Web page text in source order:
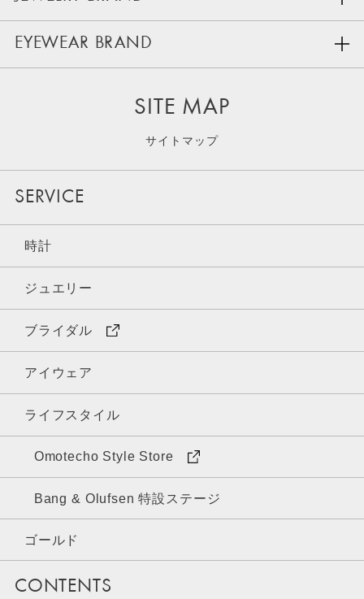
EYEWEAR BRAND
SITE MAP
サイトマップ
SERVICE
時計
ジュエリー
ブライダル
アイウェア
ライフスタイル
Omotecho Style Store
Bang & Olufsen 特設ステージ
ゴールド
CONTENTS